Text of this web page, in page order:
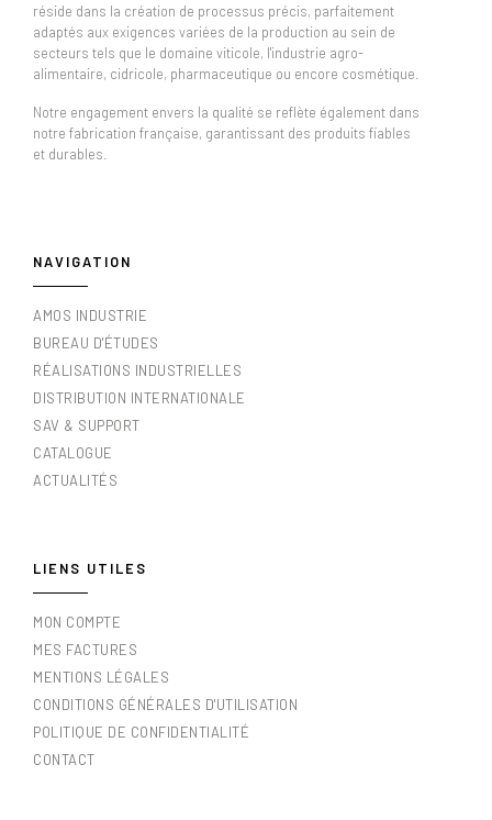
réside dans la création de processus précis, parfaitement
adaptés aux exigences variées de la production au sein de
secteurs tels que le domaine viticole, l'industrie agro-
alimentaire, cidricole, pharmaceutique ou encore cosmétique.
Notre engagement envers la qualité se reflète également dans
notre fabrication française, garantissant des produits fiables
et durables.
NAVIGATION
AMOS INDUSTRIE
BUREAU D'ÉTUDES
RÉALISATIONS INDUSTRIELLES
DISTRIBUTION INTERNATIONALE
SAV & SUPPORT
CATALOGUE
ACTUALITÉS
LIENS UTILES
MON COMPTE
MES FACTURES
MENTIONS LÉGALES
CONDITIONS GÉNÉRALES D'UTILISATION
POLITIQUE DE CONFIDENTIALITÉ
CONTACT